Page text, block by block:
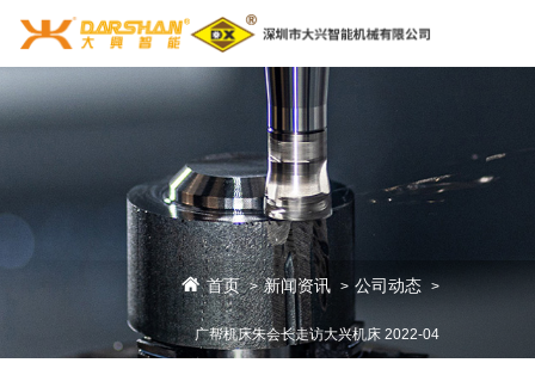
首页 > 新闻资讯 > 公司动态 >
广帮机床朱会长走访大兴机床 2022-04